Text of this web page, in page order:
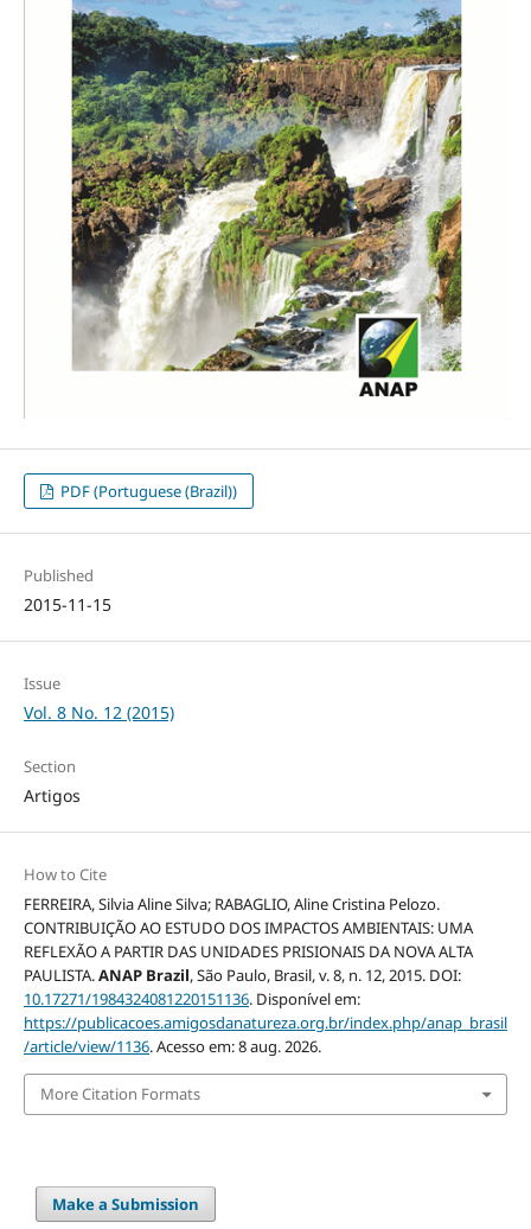
PDF (Portuguese (Brazil))
Published
2015-11-15
Issue
Vol. 8 No. 12 (2015)
Section
Artigos
How to Cite
FERREIRA, Silvia Aline Silva; RABAGLIO, Aline Cristina Pelozo.
CONTRIBUIÇÃO AO ESTUDO DOS IMPACTOS AMBIENTAIS: UMA
REFLEXÃO A PARTIR DAS UNIDADES PRISIONAIS DA NOVA ALTA
PAULISTA.ANAP Brazil, São Paulo, Brasil, v. 8, n. 12, 2015. DOI:
10.17271/1984324081220151136. Disponível em:
https://publicacoes.amigosdanatureza.org.br/index.php/anap_brasil
/article/view/1136. Acesso em: 8 aug. 2026.
More Citation Formats
Make a Submission